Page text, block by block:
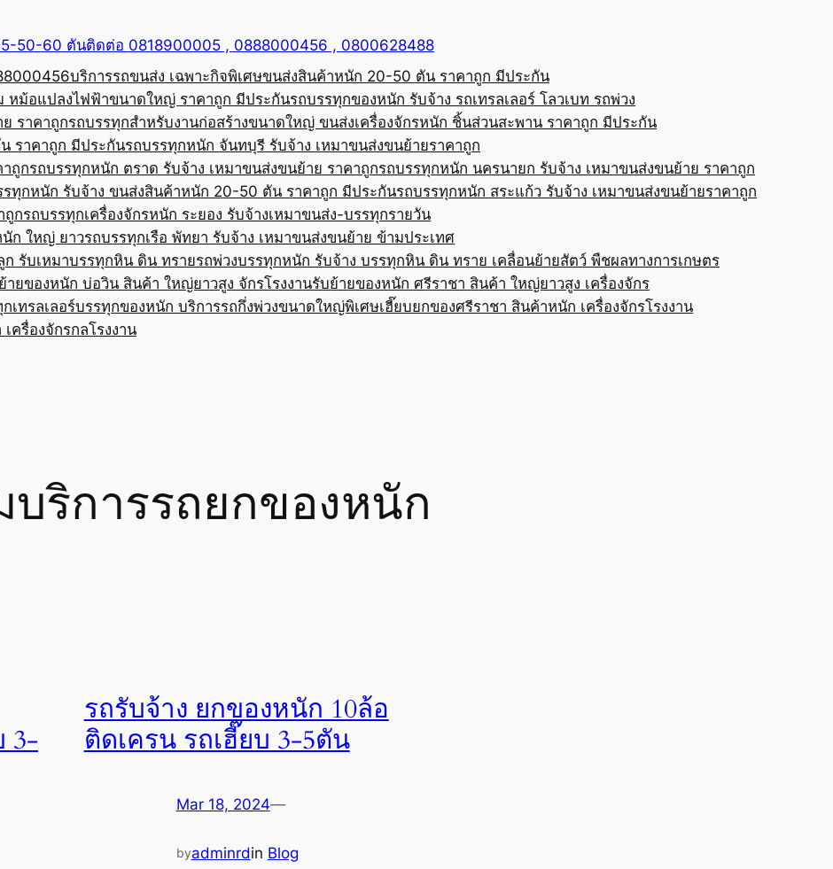
50-60 ตันติดต่อ 0818900005 , 0888000456 , 0800628488
บริการรถขนส่ง เฉพาะกิจพิเศษขนส่งสินค้าหนัก 20-50 ตัน ราคาถูก มีประกัน
หม้อแปลงไฟฟ้าขนาดใหญ่ ราคาถูก มีประกันรถบรรทุกของหนัก รับจ้าง รถเทรลเลอร์ โลวเบท รถพ่วง
ราคาถูกรถบรรทุกสำหรับงานก่อสร้างขนาดใหญ่ ขนส่งเครื่องจักรหนัก ชิ้นส่วนสะพาน ราคาถูก มีประกัน
ราคาถูก มีประกันรถบรรทุกหนัก จันทบุรี รับจ้าง เหมาขนส่งขนย้ายราคาถูก
ถูกรถบรรทุกหนัก ตราด รับจ้าง เหมาขนส่งขนย้าย ราคาถูกรถบรรทุกหนัก นครนายก รับจ้าง เหมาขนส่งขนย้าย ราคาถูก
รทุกหนัก รับจ้าง ขนส่งสินค้าหนัก 20-50 ตัน ราคาถูก มีประกันรถบรรทุกหนัก สระแก้ว รับจ้าง เหมาขนส่งขนย้ายราคาถูก
ถูกรถบรรทุกเครื่องจักรหนัก ระยอง รับจ้างเหมาขนส่ง-บรรทุกรายวัน
นัก ใหญ่ ยาวรถบรรทุกเรือ พัทยา รับจ้าง เหมาขนส่งขนย้าย ข้ามประเทศ
รับเหมาบรรทุกหิน ดิน ทรายรถพ่วงบรรทุกหนัก รับจ้าง บรรทุกหิน ดิน ทราย เคลื่อนย้ายสัตว์ พืชผลทางการเกษตร
ายของหนัก บ่อวิน สินค้า ใหญ่ยาวสูง จักรโรงงานรับย้ายของหนัก ศรีราชา สินค้า ใหญ่ยาวสูง เครื่องจักร
กเทรลเลอร์บรรทุกของหนัก บริการรถกึ่งพ่วงขนาดใหญ่พิเศษเฮี๊ยบยกของศรีราชา สินค้าหนัก เครื่องจักรโรงงาน
ครื่องจักรกลโรงงาน
ริการรถยกของหนัก
3-
รถรับจ้าง ยกของหนัก 10ล้อ
ติดเครน รถเฮี๊ยบ 3-5ตัน
Mar 18, 2024—
byadminrdin Blog